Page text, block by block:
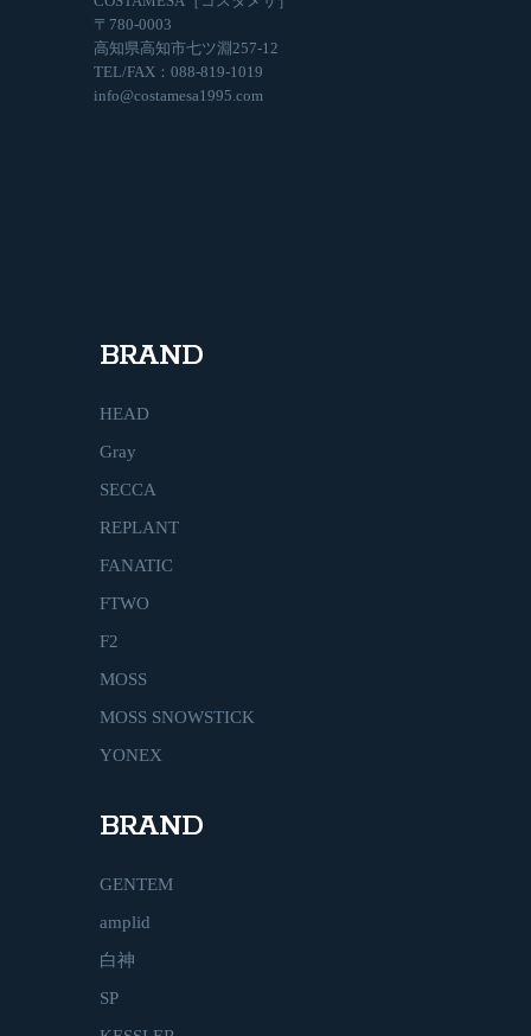
〒780-0003
高知県高知市七ツ淵257-12
TEL/FAX：088-819-1019
info@costamesa1995.com
BRAND
HEAD
Gray
SECCA
REPLANT
FANATIC
FTWO
F2
MOSS
MOSS SNOWSTICK
YONEX
BRAND
GENTEM
amplid
白神
SP